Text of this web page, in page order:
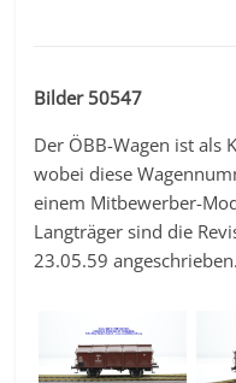
Bilder 50547
Der ÖBB-Wagen ist als
wobei diese
einem Mitbewerber-
Langträger sind die
23.05.59 angeschrieben.